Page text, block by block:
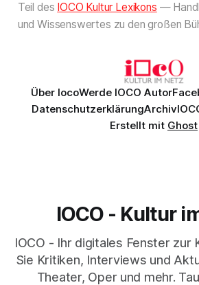
Teil des IOCO Kultur Lexikons —
und Wissenswertes zu den großen
Über IocoWerde IOCO Autor
DatenschutzerklärungArchiv
Erstellt mit Ghost
IOCO - Kultur
IOCO - Ihr digitales Fenster zur
Sie Kritiken, Interviews und
Theater, Oper und mehr.